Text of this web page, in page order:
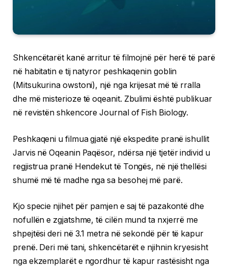
Shkencëtarët kanë arritur të filmojnë për herë të parë
në habitatin e tij natyror peshkaqenin goblin
(Mitsukurina owstoni), një nga krijesat më të rralla
dhe më misterioze të oqeanit. Zbulimi është publikuar
në revistën shkencore Journal of Fish Biology.
Peshkaqeni u filmua gjatë një ekspedite pranë ishullit
Jarvis në Oqeanin Paqësor, ndërsa një tjetër individ u
regjistrua pranë Hendekut të Tongës, në një thellësi
shumë më të madhe nga sa besohej më parë.
Kjo specie njihet për pamjen e saj të pazakontë dhe
nofullën e zgjatshme, të cilën mund ta nxjerrë me
shpejtësi deri në 3.1 metra në sekondë për të kapur
prenë. Deri më tani, shkencëtarët e njihnin kryesisht
nga ekzemplarët e ngordhur të kapur rastësisht nga